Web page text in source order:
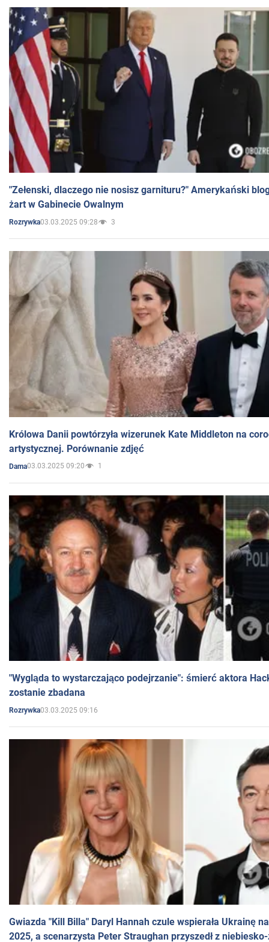
"Zełenski, dlaczego nie nosisz garnituru?" Amerykański
żart w Gabinecie Owalnym
Rozrywka03.03.2025 09:28 3
Królowa Danii powtórzyła wizerunek Kate Middleton na
artystycznej. Porównanie zdjęć
Dama03.03.2025 09:20 1
"Wygląda to wystarczająco podejrzanie": śmierć aktora
zostanie zbadana
Rozrywka03.03.2025 09:16
Gwiazda "Kill Billa" Daryl Hannah czule wspierała Ukrainę
2025, a scenarzysta Peter Straughan przyszedł z